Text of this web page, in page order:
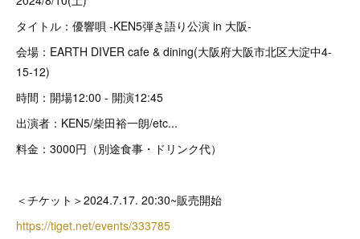
タイトル：優響唄 -KEN5弾き語り公演 in 大阪-
会場：EARTH DIVER cafe & dining(大阪府大阪市北区大淀中4-
15-12)
時間：開場12:00 - 開演12:45
出演者：KEN5/柴田裕一朗/etc...
料金：3000円（別途食事・ドリンク代）
＜チケット＞2024.7.17. 20:30~販売開始
https://tiget.net/events/333785